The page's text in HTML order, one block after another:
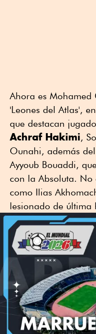
Ahora es
'Leones del Atlas',
que destacan
Achraf Hakimi,
Ounahi, además
Ayyoub Bouaddi,
con la Absoluta. No
como Ilias
lesionado de última